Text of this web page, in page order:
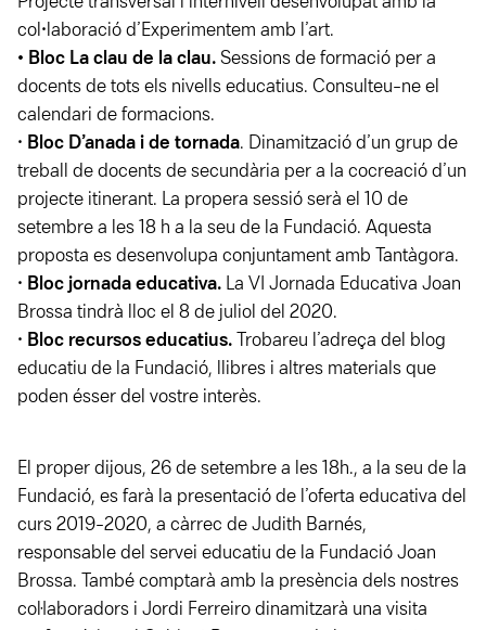
Projecte transversal i internivell desenvolupat amb la
col•laboració d’Experimentem amb l’art.
• Bloc La clau de la clau. Sessions de formació per a
docents de tots els nivells educatius. Consulteu-ne el
calendari de formacions.
• Bloc D’anada i de tornada. Dinamització d’un grup de
treball de docents de secundària per a la cocreació d’un
projecte itinerant. La propera sessió serà el 10 de
setembre a les 18 h a la seu de la Fundació. Aquesta
proposta es desenvolupa conjuntament amb Tantàgora.
• Bloc jornada educativa. La VI Jornada Educativa Joan
Brossa tindrà lloc el 8 de juliol del 2020.
• Bloc recursos educatius. Trobareu l’adreça del blog
educatiu de la Fundació, llibres i altres materials que
poden ésser del vostre interès.
El proper dijous, 26 de setembre a les 18h., a la seu de la
Fundació, es farà la presentació de l’oferta educativa del
curs 2019-2020, a càrrec de Judith Barnés,
responsable del servei educatiu de la Fundació Joan
Brossa. També comptarà amb la presència dels nostres
col·laboradors i Jordi Ferreiro dinamitzarà una visita